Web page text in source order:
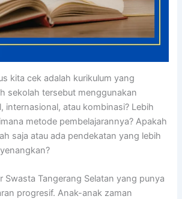
kita cek adalah kurikulum yang
sekolah tersebut menggunakan
internasional, atau kombinasi? Lebih
metode pembelajarannya? Apakah
saja atau ada pendekatan yang lebih
Swasta Tangerang Selatan yang punya
progresif. Anak-anak zaman